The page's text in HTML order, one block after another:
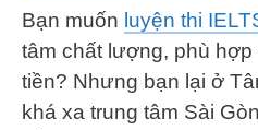
Bạn muốn luyện thi
tâm chất lượng, phù
tiền? Nhưng bạn lại ở
khá xa trung tâm Sài